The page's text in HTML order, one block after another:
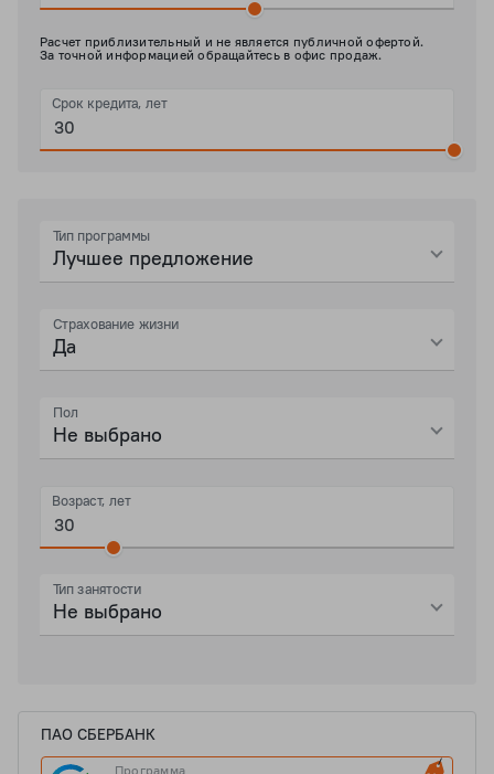
Расчет приблизительный и не является публичной офертой.
За точной информацией обращайтесь в офис продаж.
Срок кредита, лет
Тип программы
Лучшее предложение
Страхование жизни
Да
Пол
Не выбрано
Возраст, лет
Тип занятости
Не выбрано
ПАО СБЕРБАНК
Программа